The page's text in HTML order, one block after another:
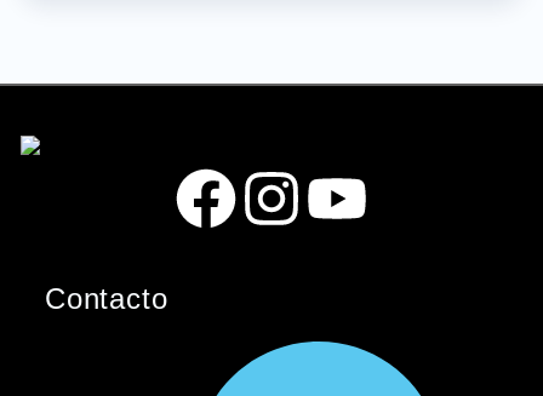
F
e
I
Y
Contacto